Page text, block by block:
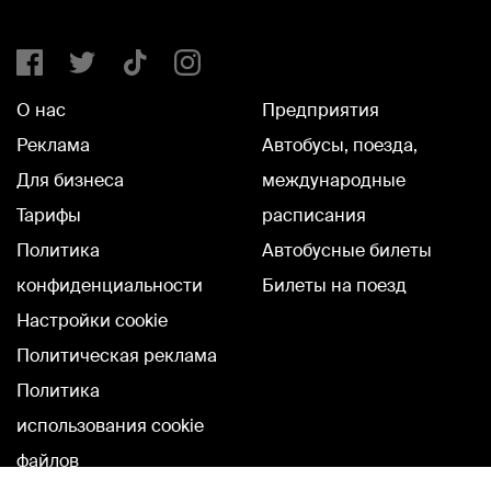
О нас
Реклама
Для бизнеса
Тарифы
Политика
конфиденциальности
Настройки cookie
Политическая реклама
Политика
использования cookie
файлов
Предприятия
Автобусы, поезда,
международные
расписания
Автобусные билеты
Билеты на поезд